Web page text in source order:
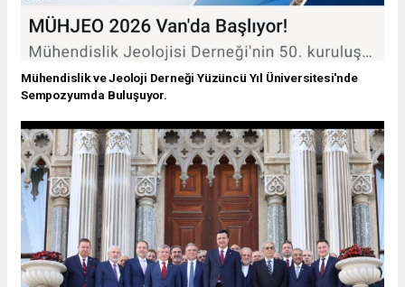
Mühendislik ve Jeoloji Derneği Yüzüncü Yıl Üniversitesi'nde
Sempozyumda Buluşuyor.